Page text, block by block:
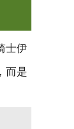
士伊
而是